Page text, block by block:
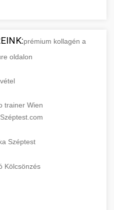
prémium kollagén a
oldalon
trainer Wien
Széptest
Kölcsönzés